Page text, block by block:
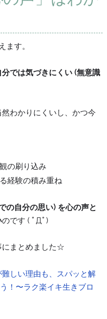
ます。
分では気づきにくい (無意識
わかりにくいし、かつ今
の刷り込み
経験の積み重ね
の自分の思い) を心の声と
のです ( ﾟДﾟ)
にまとめました☆
しい理由も、スパッと解
！〜ラク楽イキ生きブロ